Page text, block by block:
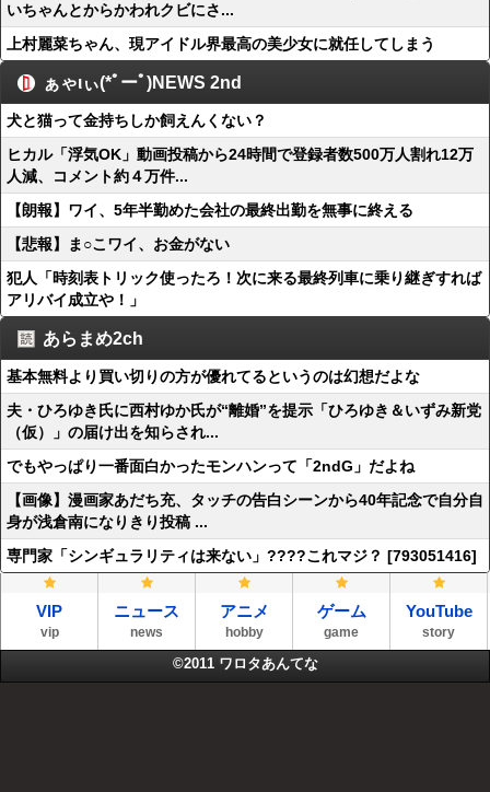
いちゃんとからかわれクビにさ...
上村麗菜ちゃん、現アイドル界最高の美少女に就任してしまう
ぁゃιぃ(*ﾟーﾟ)NEWS 2nd
犬と猫って金持ちしか飼えんくない？
ヒカル「浮気OK」動画投稿から24時間で登録者数500万人割れ12万
人減、コメント約４万件...
【朗報】ワイ、5年半勤めた会社の最終出勤を無事に終える
【悲報】ま○こワイ、お金がない
犯人「時刻表トリック使ったろ！次に来る最終列車に乗り継ぎすれば
アリバイ成立や！」
あらまめ2ch
基本無料より買い切りの方が優れてるというのは幻想だよな
夫・ひろゆき氏に西村ゆか氏が“離婚”を提示「ひろゆき＆いずみ新党
（仮）」の届け出を知らされ...
でもやっぱり一番面白かったモンハンって「2ndG」だよね
【画像】漫画家あだち充、タッチの告白シーンから40年記念で自分自
身が浅倉南になりきり投稿 ...
専門家「シンギュラリティは来ない」????これマジ？ [793051416]
VIP
vip
ニュース
news
アニメ
hobby
ゲーム
game
YouTube
story
©2011 ワロタあんてな